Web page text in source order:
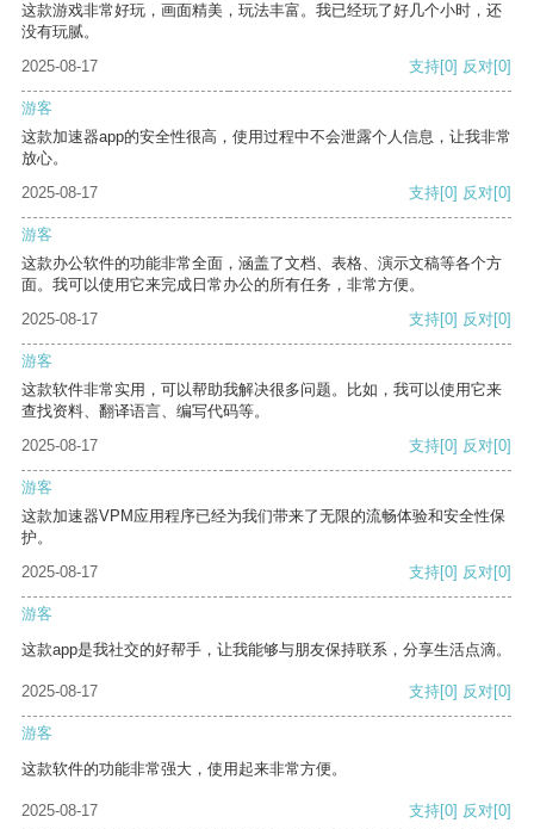
这款游戏非常好玩，画面精美，玩法丰富。我已经玩了好几个小时，还
没有玩腻。
2025-08-17
支持[0] 反对[0]
游客
这款加速器app的安全性很高，使用过程中不会泄露个人信息，让我非常
放心。
2025-08-17
支持[0] 反对[0]
游客
这款办公软件的功能非常全面，涵盖了文档、表格、演示文稿等各个方
面。我可以使用它来完成日常办公的所有任务，非常方便。
2025-08-17
支持[0] 反对[0]
游客
这款软件非常实用，可以帮助我解决很多问题。比如，我可以使用它来
查找资料、翻译语言、编写代码等。
2025-08-17
支持[0] 反对[0]
游客
这款加速器VPM应用程序已经为我们带来了无限的流畅体验和安全性保
护。
2025-08-17
支持[0] 反对[0]
游客
这款app是我社交的好帮手，让我能够与朋友保持联系，分享生活点滴。
2025-08-17 支持[0] 反对[0]
游客
这款软件的功能非常强大，使用起来非常方便。
2025-08-17 支持[0] 反对[0]